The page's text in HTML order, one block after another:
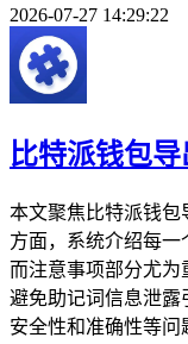
2026-07-27 14:29:22
比特派钱包
本文聚焦比特派钱包
方面，系统介绍每一
而注意事项部分尤为
避免助记词信息泄露
安全性和准确性等